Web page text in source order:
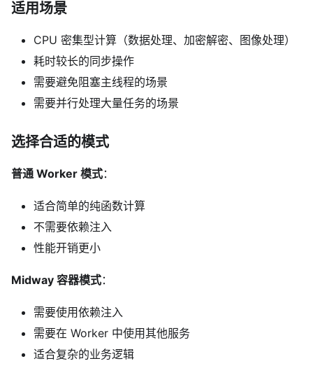
适用场景
CPU 密集型计算（数据处理、加密解密、图像处理）
耗时较长的同步操作
需要避免阻塞主线程的场景
需要并行处理大量任务的场景
选择合适的模式
普通 Worker 模式：
适合简单的纯函数计算
不需要依赖注入
性能开销更小
Midway 容器模式：
需要使用依赖注入
需要在 Worker 中使用其他服务
适合复杂的业务逻辑